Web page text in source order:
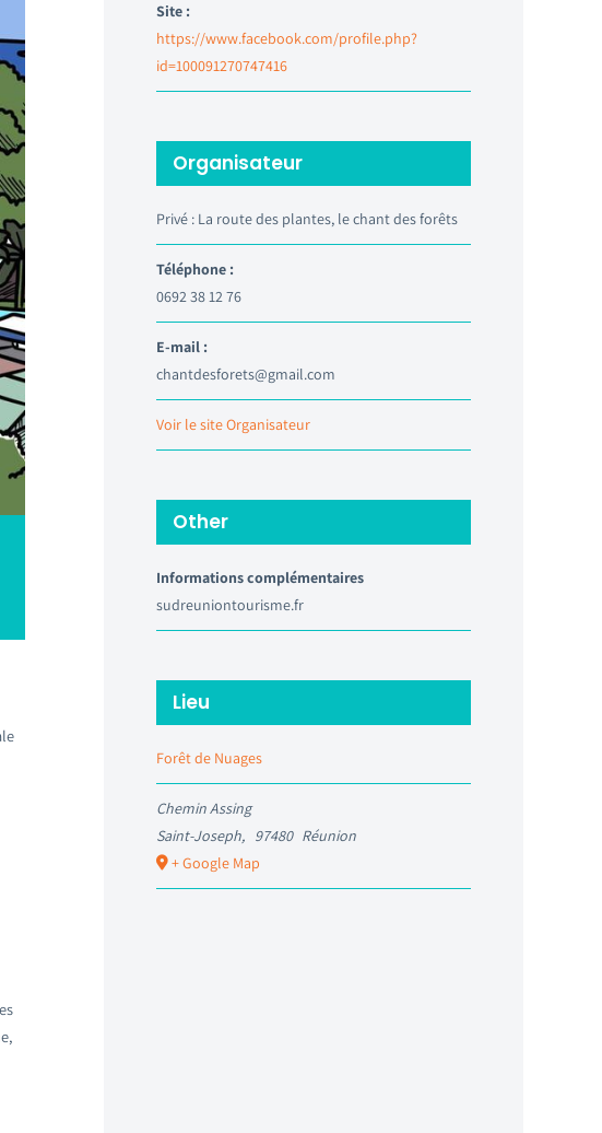
Site :
https://www.facebook.com/profile.php?
id=100091270747416
Organisateur
Privé : La route des plantes, le chant des forêts
Téléphone :
0692 38 12 76
E-mail :
chantdesforets@gmail.com
Voir le site Organisateur
Other
Informations complémentaires
sudreuniontourisme.fr
Lieu
Forêt de Nuages
Chemin Assing
Saint-Joseph, 97480 Réunion
+ Google Map